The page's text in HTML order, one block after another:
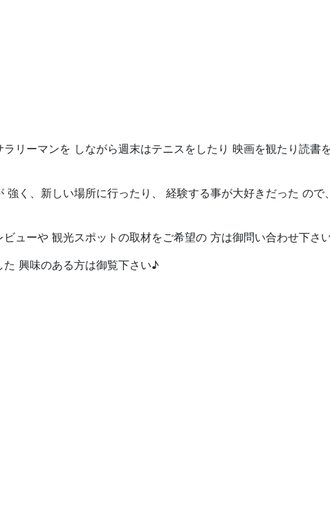
リーマンを しながら週末はテニスをしたり 映画を観たり読書
く、新しい場所に行ったり、 経験する事が大好きだった の
ューや 観光スポットの取材をご希望の 方は御問い合わせ下さ
興味のある方は御覧下さい♪